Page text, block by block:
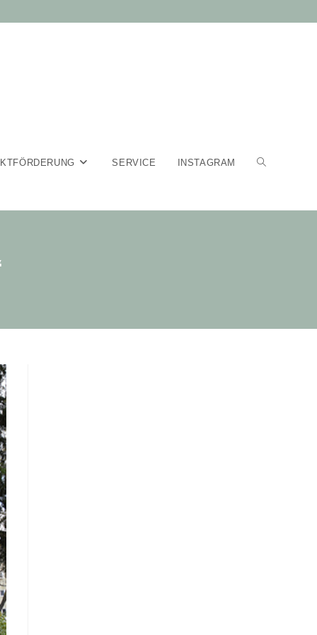
SERVICE INSTAGRAM WEBSITE-